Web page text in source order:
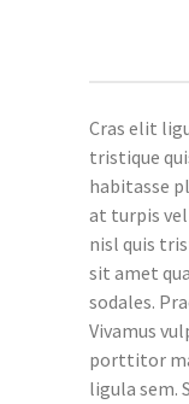
Cras elit
tristique
habitasse
at turpis
nisl quis
sit amet
sodales.
Vivamus
porttitor
ligula sem.